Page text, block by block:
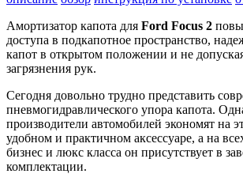
Амортизатор капота для Ford Focus 2
доступа в подкапотное пространство,
капот в открытом положении и не
загрязнения рук.
Сегодня довольно трудно представить
пневмогидравлического упора капота.
производители автомобилей экономят на
удобном и практичном аксессуаре, а на
бизнес и люкс класса он присутствует в
комплектации.